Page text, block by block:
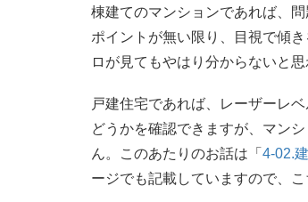
棟建てのマンションであれば、
ポイントが無い限り、目視で傾
ロが見てもやはり分からないと思
戸建住宅であれば、レーザーレ
どうかを確認できますが、マン
ん。このあたりのお話は「 4-02.
ージでも記載していますので、